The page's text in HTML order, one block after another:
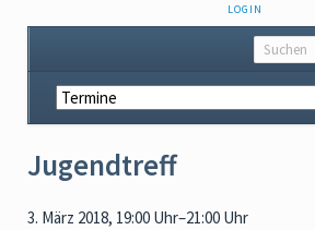
NAVIGATION
ÜBERSPRINGEN
LOGIN
Navigation
überspringen
Jugendtreff
3. März 2018, 19:00 Uhr–21:00 Uhr